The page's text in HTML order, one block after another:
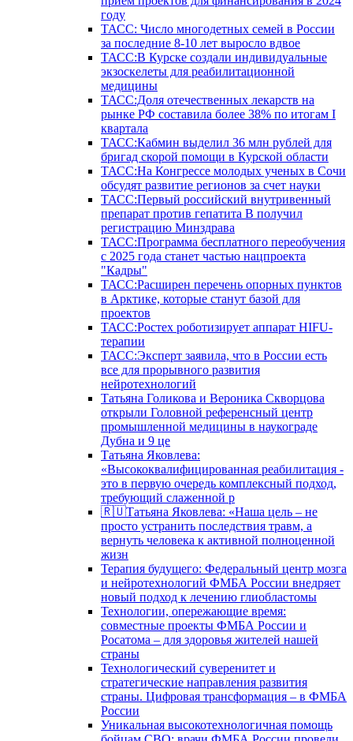
году
ТАСС: Число многодетных семей в России
за последние 8-10 лет выросло вдвое
ТАСС:В Курске создали индивидуальные
экзоскелеты для реабилитационной
медицины
ТАСС:Доля отечественных лекарств на
рынке РФ составила более 38% по итогам I
квартала
ТАСС:Кабмин выделил 36 млн рублей для
бригад скорой помощи в Курской области
ТАСС:На Конгрессе молодых ученых в Сочи
обсудят развитие регионов за счет науки
ТАСС:Первый российский внутривенный
препарат против гепатита В получил
регистрацию Минздрава
ТАСС:Программа бесплатного переобучения
с 2025 года станет частью нацпроекта
"Кадры"
ТАСС:Расширен перечень опорных пунктов
в Арктике, которые станут базой для
проектов
ТАСС:Ростех роботизирует аппарат HIFU-
терапии
ТАСС:Эксперт заявила, что в России есть
все для прорывного развития
нейротехнологий
Татьяна Голикова и Вероника Скворцова
открыли Головной референсный центр
промышленной медицины в наукограде
Дубна и 9 це
Татьяна Яковлева:
«Высококвалифицированная реабилитация -
это в первую очередь комплексный подход,
требующий слаженной р
🇷🇺Татьяна Яковлева: «Наша цель – не
просто устранить последствия травм, а
вернуть человека к активной полноценной
жизн
Терапия будущего: Федеральный центр мозга
и нейротехнологий ФМБА России внедряет
новый подход к лечению глиобластомы
Технологии, опережающие время:
совместные проекты ФМБА России и
Росатома – для здоровья жителей нашей
страны
Технологический суверенитет и
стратегические направления развития
страны. Цифровая трансформация – в ФМБА
России
Уникальная высокотехнологичная помощь